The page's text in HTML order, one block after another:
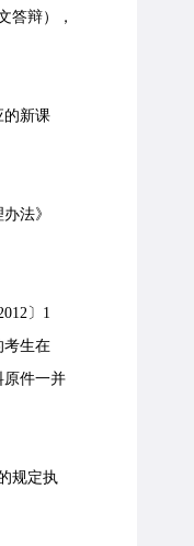
答辩），
新课
法》
〕1
考生在
原件一并
规定执